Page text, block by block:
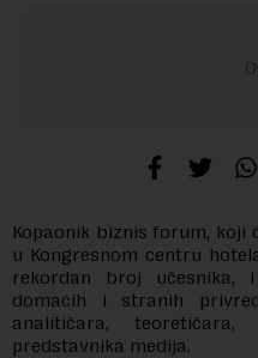
Kopaonik biznis forum, koji
u Kongresnom centru
rekordan broj učesnika,
domaćih i stranih
analitičara, teoretičara,
predstavnika medija.